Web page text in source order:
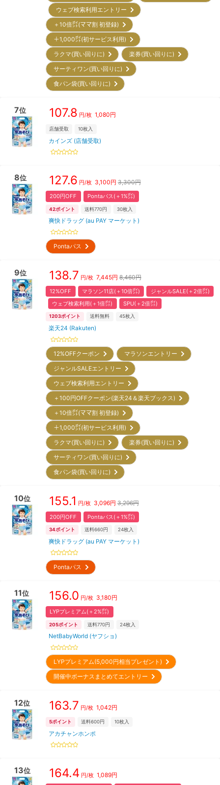
ウェブ検索利用エントリー
＋10倍㌽(ママ割 初登録)
＋1,000㌽(初サービス利用)
ラクマ(買い回りに)
楽券(買い回りに)
サーティワン(買い回りに)
食パン袋(買い回りに)
7位 107.8 円/枚 1,080円
店舗受取 10枚入
カインズ (店舗受取)
8位 127.6 円/枚 3,100円 3,300円
200円OFF Pontaパス(＋1%㌽)
42ポイント 送料770円 30枚入
爽快ドラッグ (au PAY マーケット)
Pontaパス
9位 138.7 円/枚 7,445円 8,460円
12%OFF マラソン11店(＋10倍㌽)
ジャンルSALE(＋2倍㌽)
ウェブ検索利用(＋1倍㌽)
SPU(＋2倍㌽)
1203ポイント 送料無料 45枚入
楽天24 (Rakuten)
12%OFFクーポン
マラソンエントリー
ジャンルSALEエントリー
ウェブ検索利用エントリー
＋100円OFFクーポン(楽天24＆楽天ブックス)
＋10倍㌽(ママ割 初登録)
＋1,000㌽(初サービス利用)
ラクマ(買い回りに)
楽券(買い回りに)
サーティワン(買い回りに)
食パン袋(買い回りに)
10位 155.1 円/枚 3,096円 3,296円
200円OFF Pontaパス(＋1%㌽)
34ポイント 送料660円 24枚入
爽快ドラッグ (au PAY マーケット)
Pontaパス
11位 156.0 円/枚 3,180円
LYPプレミアム(＋2%㌽)
205ポイント 送料770円 24枚入
NetBabyWorld (ヤフショ)
LYPプレミアム(5,000円相当プレゼント)
開催中ボーナスまとめてエントリー
12位 163.7 円/枚 1,042円
5ポイント 送料600円 10枚入
アカチャンホンポ
13位 164.4 円/枚 1,089円